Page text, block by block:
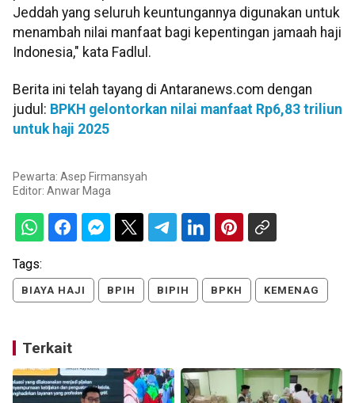
Jeddah yang seluruh keuntungannya digunakan untuk
menambah nilai manfaat bagi kepentingan jamaah haji
Indonesia," kata Fadlul.
Berita ini telah tayang di Antaranews.com dengan
judul: BPKH gelontorkan nilai manfaat Rp6,83 triliun
untuk haji 2025
Pewarta: Asep Firmansyah
Editor: Anwar Maga
Tags:
BIAYA HAJI BPIH BIPIH BPKH KEMENAG
Terkait